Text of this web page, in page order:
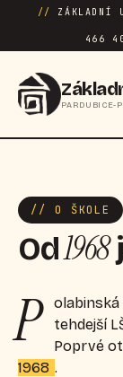
//
ZÁKLADNÍ
466
PARDUBICE-
// O ŠKOLE
Od1968
P
olabinská
tehdejší
Poprvé
1968 .